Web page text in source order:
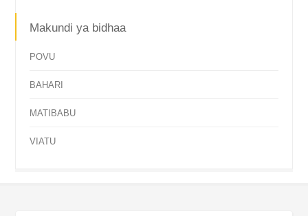
Makundi ya bidhaa
POVU
BAHARI
MATIBABU
VIATU